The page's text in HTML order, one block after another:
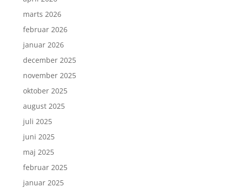
marts 2026
februar 2026
januar 2026
december 2025
november 2025
oktober 2025
august 2025
juli 2025
juni 2025
maj 2025
februar 2025
januar 2025